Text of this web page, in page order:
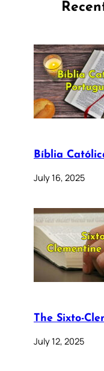
Bíblia
July 16, 2025
The Sixto-
July 12, 2025